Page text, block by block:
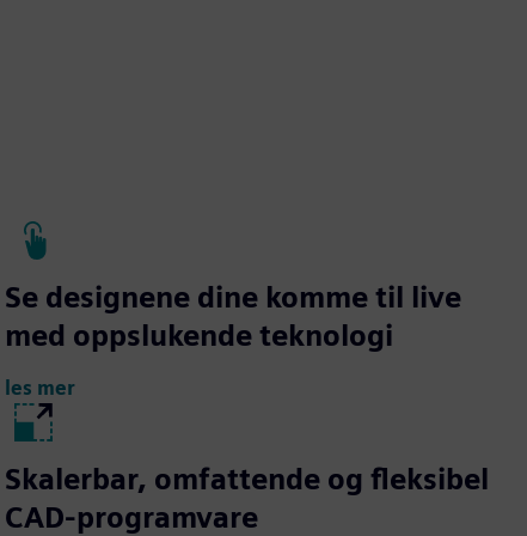
Se designene dine komme til live
med oppslukende teknologi
les mer
Skalerbar, omfattende og fleksibel
CAD-programvare